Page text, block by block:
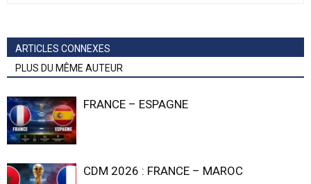
ARTICLES CONNEXES
PLUS DU MÊME AUTEUR
FRANCE – ESPAGNE
CDM 2026 : FRANCE – MAROC